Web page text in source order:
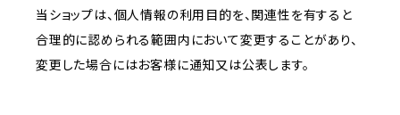
当ショップは、個人情報の利用目的を、関連性を有すると
合理的に認められる範囲内において変更することがあり、
変更した場合にはお客様に通知又は公表します。